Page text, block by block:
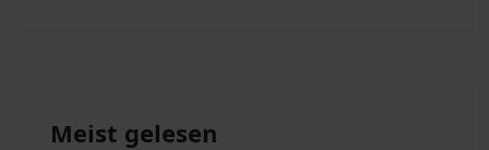
Meist gelesen